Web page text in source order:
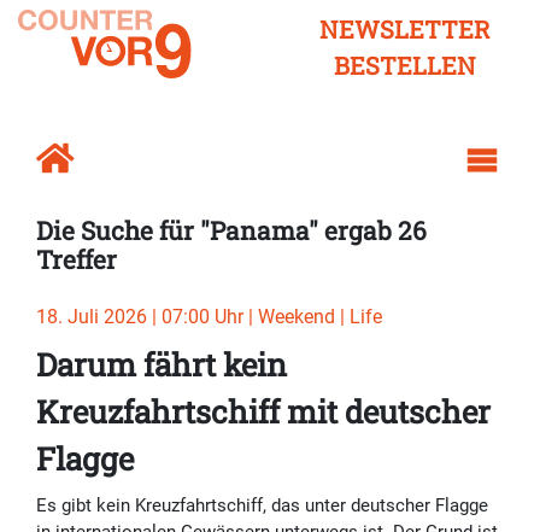
NEWSLETTER
BESTELLEN
Die Suche für "Panama" ergab 26
Treffer
18. Juli 2026 | 07:00 Uhr | Weekend | Life
Darum fährt kein
Kreuzfahrtschiff mit deutscher
Flagge
Es gibt kein Kreuzfahrtschiff, das unter deutscher Flagge